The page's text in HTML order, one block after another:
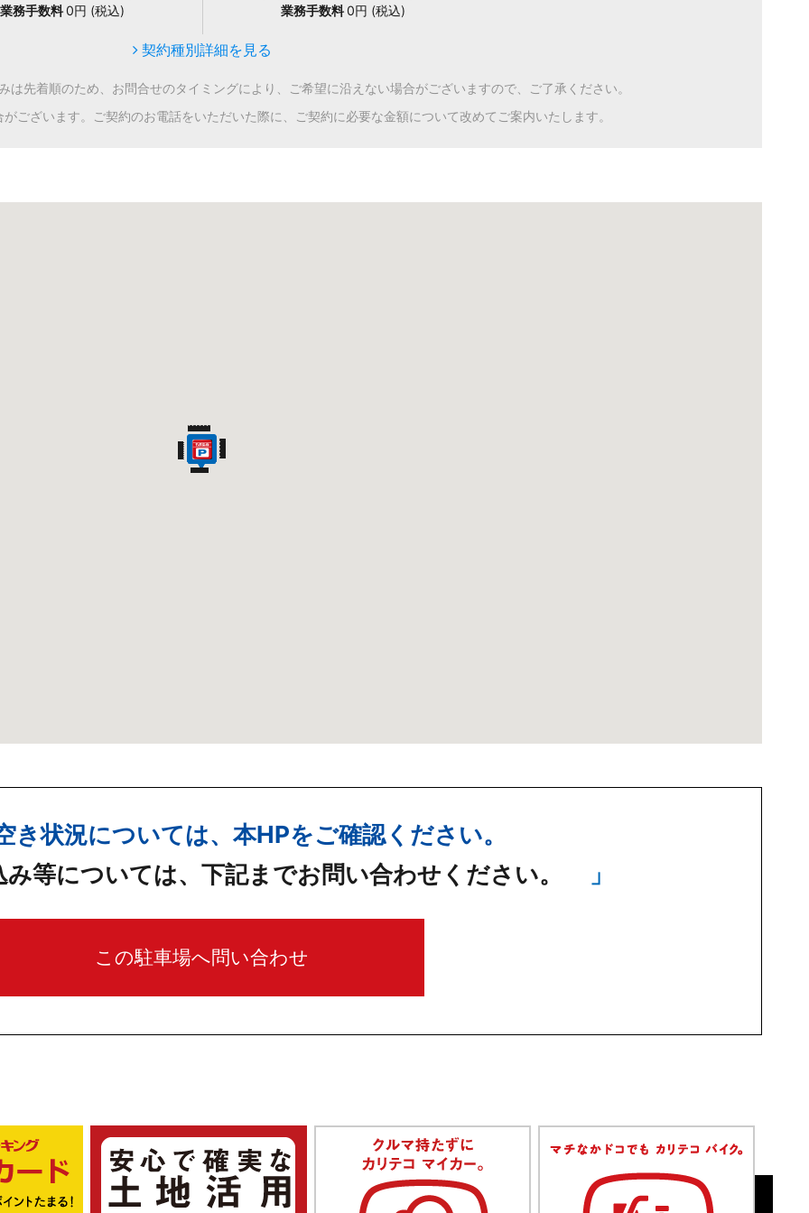
業務手数料0円 (税込)
業務手数料0円 (税込)
契約種別詳細を見る
先着順のため、お問合せのタイミングにより、ご希望に沿えない場合がございますので、ご了承ください。
ございます。ご契約のお電話をいただいた際に、ご契約に必要な金額について改めてご案内いたします。
き状況については、本HPをご確認ください。
等については、下記までお問い合わせください。
この駐車場へ問い合わせ